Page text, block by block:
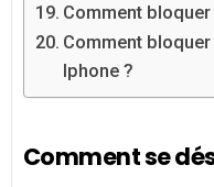
Comment
Comment
Iphone ?
Comment se